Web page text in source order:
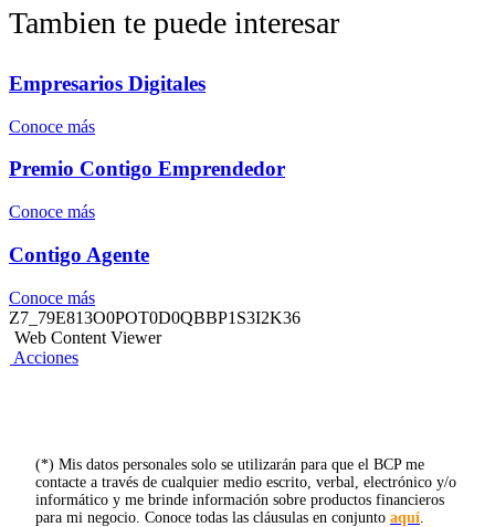
Tambien te puede interesar
Empresarios Digitales
Conoce más
Premio Contigo Emprendedor
Conoce más
Contigo Agente
Conoce más
Z7_79E813O0POT0D0QBBP1S3I2K36
Web Content Viewer
Acciones
(*) Mis datos personales solo se utilizarán para que el BCP me
contacte a través de cualquier medio escrito, verbal, electrónico y/o
informático y me brinde información sobre productos financieros
para mi negocio. Conoce todas las cláusulas en conjunto aquí